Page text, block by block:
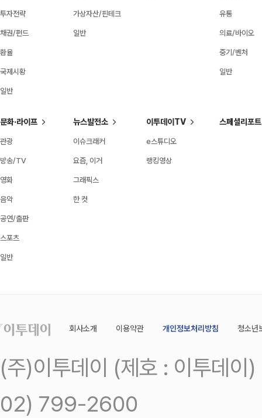
투자전략
채권/펀드
환율
국제시황
일반
가상자산/핀테크
일반
유통
의료/바이오
중기/벤처
일반
문화·라이프
관광
방송/TV
영화
음악
공연/출판
스포츠
일반
뉴스발전소
이슈크래커
요즘, 이거
그래픽스
한 컷
이투데이TV
e스튜디오
랭킹영상
스페셜리포트
회사소개 이용약관 개인정보처리방침 청소년
(주)이투데이 (제호 : 이투데
02) 799-2600